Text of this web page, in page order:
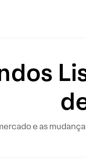
e as